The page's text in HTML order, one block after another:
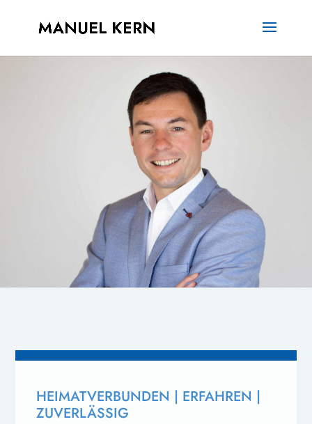
HEIMATVERBUNDEN | ERFAHREN |
ZUVERLÄSSIG